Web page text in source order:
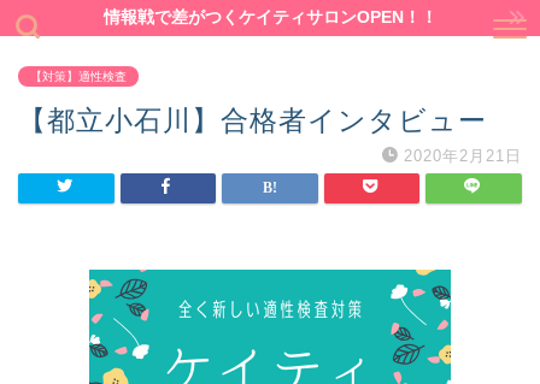
情報戦で差がつくケイティサロンOPEN！！
【対策】適性検査
【都立小石川】合格者インタビュー
2020年2月21日